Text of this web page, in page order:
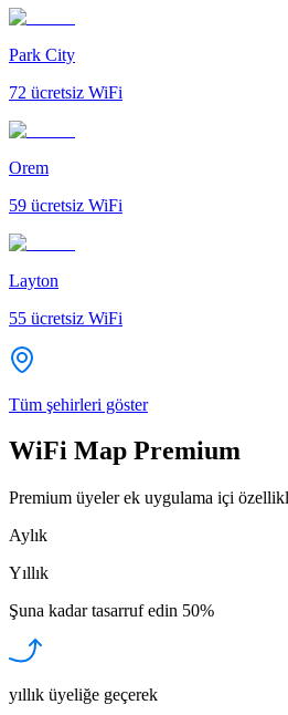
Park City
72 ücretsiz WiFi
Orem
59 ücretsiz WiFi
Layton
55 ücretsiz WiFi
Tüm şehirleri göster
WiFi Map Premium
Premium üyeler ek uygulama içi
Aylık
Yıllık
Şuna kadar tasarruf edin 50%
yıllık üyeliğe geçerek